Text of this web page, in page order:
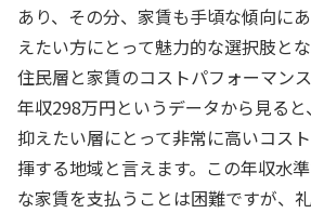
あり、その分、家賃も手頃な傾向に
えたい方にとって魅力的な選択肢とな
住民層と家賃のコストパフォーマンス
年収298万円というデータから見る
抑えたい層にとって非常に高いコス
揮する地域と言えます。この年収水
な家賃を支払うことは困難ですが、